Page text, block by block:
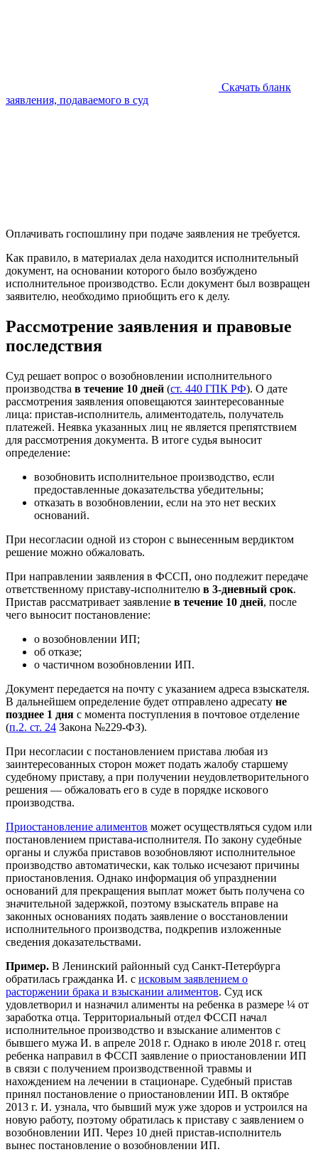
Скачать бланк
заявления, подаваемого в суд
Оплачивать госпошлину при подаче заявления не требуется.
Как правило, в материалах дела находится исполнительный
документ, на основании которого было возбуждено
исполнительное производство. Если документ был возвращен
заявителю, необходимо приобщить его к делу.
Рассмотрение заявления и правовые
последствия
Суд решает вопрос о возобновлении исполнительного
производства в течение 10 дней (ст. 440 ГПК РФ). О дате
рассмотрения заявления оповещаются заинтересованные
лица: пристав-исполнитель, алиментодатель, получатель
платежей. Неявка указанных лиц не является препятствием
для рассмотрения документа. В итоге судья выносит
определение:
возобновить исполнительное производство, если
предоставленные доказательства убедительны;
отказать в возобновлении, если на это нет веских
оснований.
При несогласии одной из сторон с вынесенным вердиктом
решение можно обжаловать.
При направлении заявления в ФССП, оно подлежит передаче
ответственному приставу-исполнителю в 3-дневный срок.
Пристав рассматривает заявление в течение 10 дней, после
чего выносит постановление:
о возобновлении ИП;
об отказе;
о частичном возобновлении ИП.
Документ передается на почту с указанием адреса взыскателя.
В дальнейшем определение будет отправлено адресату не
позднее 1 дня с момента поступления в почтовое отделение
(п.2. ст. 24 Закона №229-ФЗ).
При несогласии с постановлением пристава любая из
заинтересованных сторон может подать жалобу старшему
судебному приставу, а при получении неудовлетворительного
решения — обжаловать его в суде в порядке искового
производства.
Приостановление алиментов может осуществляться судом или
постановлением пристава-исполнителя. По закону судебные
органы и служба приставов возобновляют исполнительное
производство автоматически, как только исчезают причины
приостановления. Однако информация об упразднении
оснований для прекращения выплат может быть получена со
значительной задержкой, поэтому взыскатель вправе на
законных основаниях подать заявление о восстановлении
исполнительного производства, подкрепив изложенные
сведения доказательствами.
Пример. В Ленинский районный суд Санкт-Петербурга
обратилась гражданка И. с исковым заявлением о
расторжении брака и взыскании алиментов. Суд иск
удовлетворил и назначил алименты на ребенка в размере ¼ от
заработка отца. Территориальный отдел ФССП начал
исполнительное производство и взыскание алиментов с
бывшего мужа И. в апреле 2018 г. Однако в июле 2018 г. отец
ребенка направил в ФССП заявление о приостановлении ИП
в связи с получением производственной травмы и
нахождением на лечении в стационаре. Судебный пристав
принял постановление о приостановлении ИП. В октябре
2013 г. И. узнала, что бывший муж уже здоров и устроился на
новую работу, поэтому обратилась к приставу с заявлением о
возобновлении ИП. Через 10 дней пристав-исполнитель
вынес постановление о возобновлении ИП.